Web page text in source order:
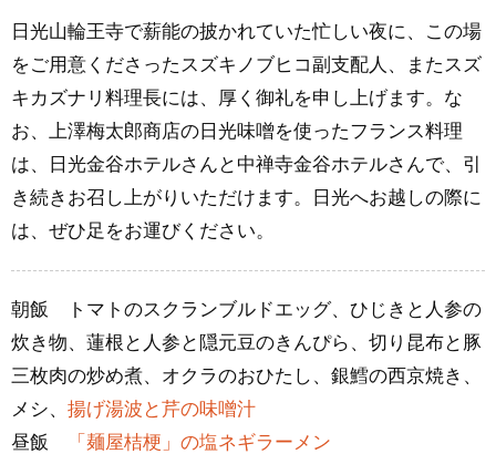
日光山輪王寺で薪能の披かれていた忙しい夜に、この場
をご用意くださったスズキノブヒコ副支配人、またスズ
キカズナリ料理長には、厚く御礼を申し上げます。な
お、上澤梅太郎商店の日光味噌を使ったフランス料理
は、日光金谷ホテルさんと中禅寺金谷ホテルさんで、引
き続きお召し上がりいただけます。日光へお越しの際に
は、ぜひ足をお運びください。
朝飯 トマトのスクランブルドエッグ、ひじきと人参の
炊き物、蓮根と人参と隠元豆のきんぴら、切り昆布と豚
三枚肉の炒め煮、オクラのおひたし、銀鱈の西京焼き、
メシ、 揚げ湯波と芹の味噌汁
昼飯
「麺屋桔梗」の塩ネギラーメン